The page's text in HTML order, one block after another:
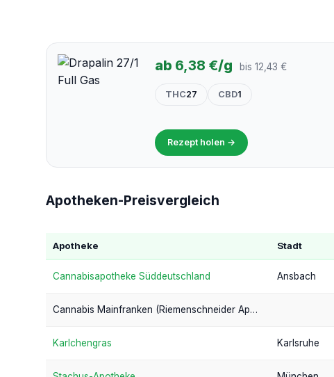
ab 6,38 €/g bis 12,43 €
THC27 CBD1
Rezept holen →
Apotheken-Preisvergleich
Apotheke Stadt
Cannabisapotheke Süddeutschland Ansbach
Cannabis Mainfranken (Riemenschneider Apotheke)
Karlchengras Karlsruhe